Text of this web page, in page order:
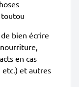
bien écrire
en cas
et autres